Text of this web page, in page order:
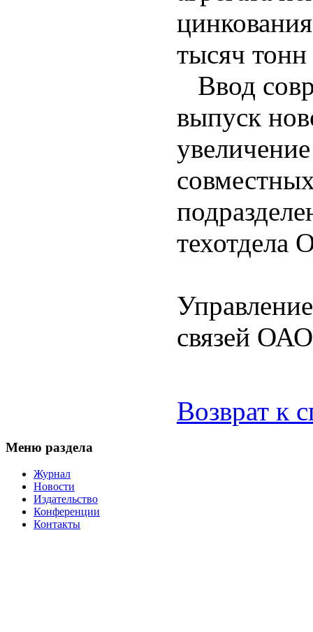
тысяч
Ввод
выпуск
связей
Возврат к
Меню раздела
Журнал
Новости
Издательство
Конференции
Контакты